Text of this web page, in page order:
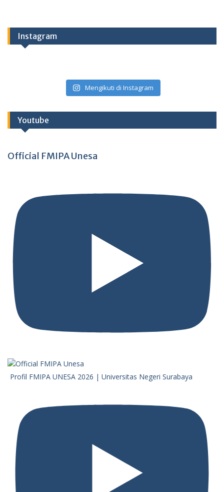
Instagram
Mengikuti di Instagram
Youtube
Official FMIPA Unesa
Profil FMIPA UNESA 2026 | Universitas Negeri Surabaya